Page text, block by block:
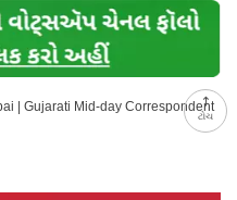
ટોચ
| Gujarati Mid-day Correspondent